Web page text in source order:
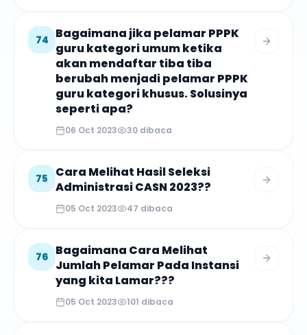
74 Bagaimana jika pelamar PPPK
guru kategori umum ketika
akan mendaftar tiba tiba
berubah menjadi pelamar PPPK
guru kategori khusus. Solusinya
seperti apa?
06 Oct 2023 30 dibaca
75
Cara Melihat Hasil Seleksi
Administrasi CASN 2023??
05 Oct 2023 47 dibaca
76 Bagaimana Cara Melihat
Jumlah Pelamar Pada Instansi
yang kita Lamar???
05 Oct 2023 101 dibaca